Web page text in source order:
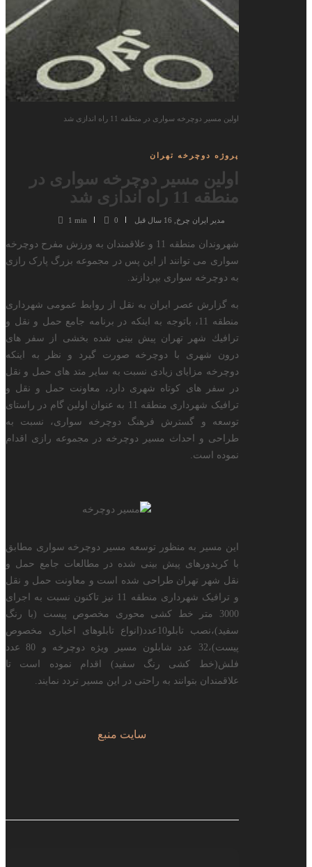
اولین مسیر دوچرخه سواری در منطقه 11 راه اندازی شد
پروژه دوچرخه تهران
اولین مسیر دوچرخه سواری در
منطقه 11 راه اندازی شد
مدیر ایران چرخ 16 سال قبل 0
1 min
شهروندان منطقه 11 و علاقمندان به ورزش مفرح دوچرخه
سواری می توانند از این پس در مجموعه بزرگ پارک رازی
به دوچرخه سواری بپردازند.
به گزارش عصر ایران به نقل از روابط عمومی شهرداری
منطقه 11، باتوجه به اینكه در برنامه جامع حمل و نقل و
ترافیك شهر تهران پیش بینی شده بخشی از سفر های
درون شهری با دوچرخه صورت گیرد و نظر به اینكه
دوچرخه مزایای زیادی نسبت به سایر متد های حمل و نقل
در سفر های كوتاه شهری دارد، معاونت حمل و نقل و
ترافیک شهرداری منطقه 11 به عنوان اولین گام در راستای
توسعه و گسترش فرهنگ دوچرخه سواری، نسبت به
طراحی و احداث مسیر دوچرخه در مجموعه رازی اقدام
نموده است.
این مسیر به منظور توسعه مسیر دوچرخه سواری مطابق
با كریدورهای پیش بینی شده در مطالعات جامع حمل و
نقل شهر تهران طراحی شده است و معاونت حمل و نقل
و ترافیک شهرداری منطقه 11 نیز تاکنون نسبت به اجرای
3000 متر خط كشی محوری مخصوص پیست (با رنگ
سفید)،نصب تابلو10عدد(انواع تابلوهای اخباری مخصوص
پیست)،32 عدد شابلون مسیر ویژه دوچرخه و 80 عدد
فلش(خط كشی رنگ سفید) اقدام نموده است تا
علاقمندان بتوانند به راحتی در این مسیر تردد نمایند.
سايت منبع